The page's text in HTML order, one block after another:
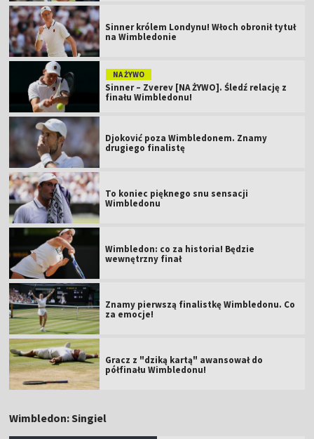
Sinner królem Londynu! Włoch obronił tytuł
na Wimbledonie
NA ŻYWO
Sinner – Zverev [NA ŻYWO]. Śledź relację z
finału Wimbledonu!
Djoković poza Wimbledonem. Znamy
drugiego finalistę
To koniec pięknego snu sensacji
Wimbledonu
Wimbledon: co za historia! Będzie
wewnętrzny finał
Znamy pierwszą finalistkę Wimbledonu. Co
za emocje!
Gracz z "dziką kartą" awansował do
półfinału Wimbledonu!
Wimbledon: Singiel